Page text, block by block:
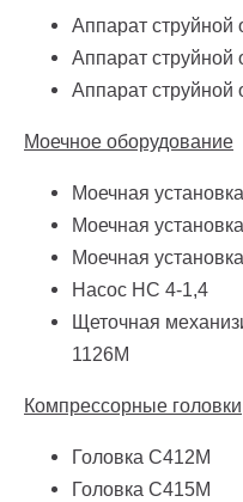
Аппарат
Аппарат
Аппарат
Моечное оборудование
Моечная
Моечная
Моечная
Насос НС 4-1,4
Щеточная
1126М
Компрессорные головки
Головка С412М
Головка С415М